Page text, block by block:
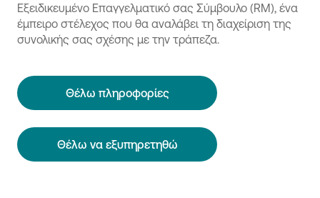
Εξειδικευμένο Επαγγελματικό σας Σύμβουλο (RM), ένα
έμπειρο στέλεχος που θα αναλάβει τη διαχείριση της
συνολικής σας σχέσης με την τράπεζα.
Θέλω πληροφορίες
Θέλω να εξυπηρετηθώ